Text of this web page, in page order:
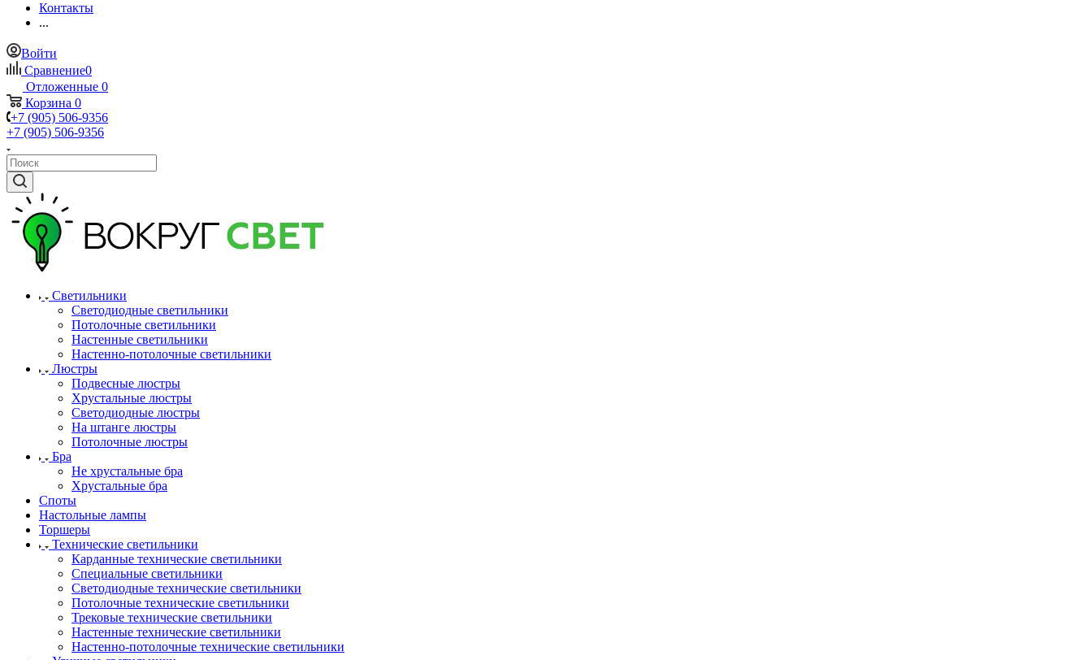
Контакты
...
Войти
Сравнение0
Отложенные 0
Корзина 0
+7 (905) 506-9356
+7 (905) 506-9356
Светильники
Светодиодные светильники
Потолочные светильники
Настенные светильники
Настенно-потолочные светильники
Люстры
Подвесные люстры
Хрустальные люстры
Светодиодные люстры
На штанге люстры
Потолочные люстры
Бра
Не хрустальные бра
Хрустальные бра
Споты
Настольные лампы
Торшеры
Технические светильники
Карданные технические светильники
Специальные светильники
Светодиодные технические светильники
Потолочные технические светильники
Трековые технические светильники
Настенные технические светильники
Настенно-потолочные технические светильники